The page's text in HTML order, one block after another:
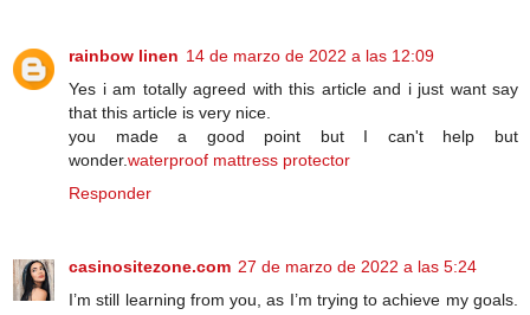
rainbow linen 14 de marzo de 2022 a las 12:09
Yes i am totally agreed with this article and i just want say
that this article is very nice.
you made a good point but I can't help but
wonder.waterproof mattress protector
Responder
casinositezone.com 27 de marzo de 2022 a las 5:24
I’m still learning from you, as I’m trying to achieve my goals.